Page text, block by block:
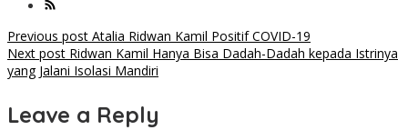
Post
navigation
Previous post Atalia Ridwan Kamil Positif COVID-19
Next post Ridwan Kamil Hanya Bisa Dadah-Dadah kepada Istrinya
yang Jalani Isolasi Mandiri
Leave a Reply